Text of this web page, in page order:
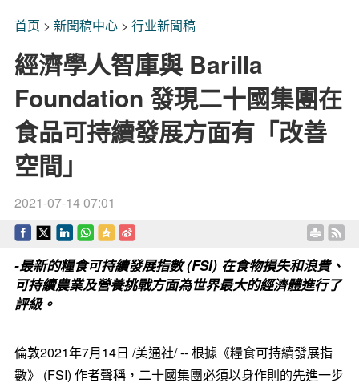
首页 > 新聞稿中心> 行业新聞稿
經濟學人智庫與 Barilla
Foundation 發現二十國集團在
食品可持續發展方面有「改善
空間」
2021-07-14 07:01
-最新的糧食可持續發展指數 (FSI) 在食物損失和浪費、
可持續農業及營養挑戰方面為世界最大的經濟體進行了
評級。
倫敦2021年7月14日 /美通社/ -- 根據《糧食可持續發展指
數》 (FSI) 作者聲稱，二十國集團必須以身作則的先進一步